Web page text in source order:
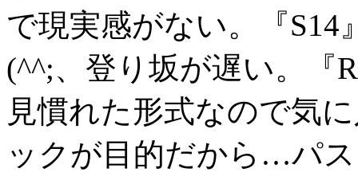
で現実感がない。『
(^^;、登り坂が遅い。『
見慣れた形式なので気
ックが目的だから…パス